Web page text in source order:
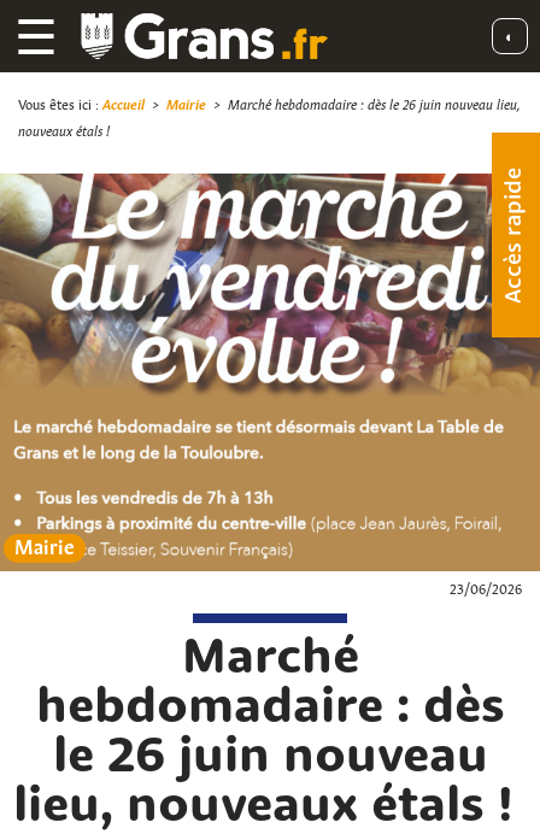
☰ ◐
Accès rapide
Vous êtes ici : Accueil> Mairie > Marché hebdomadaire : dès le 26 juin nouveau lieu,
nouveaux étals !
Mairie
23/06/2026
Marché
hebdomadaire : dès
le 26 juin nouveau
lieu, nouveaux étals !